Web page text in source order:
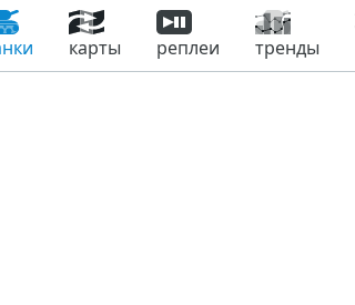
карты реплеи тренды